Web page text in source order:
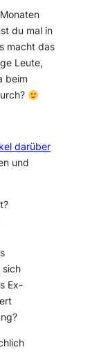
du mal in
macht das
Leute,
beim
darüber
und
sich
Ex-